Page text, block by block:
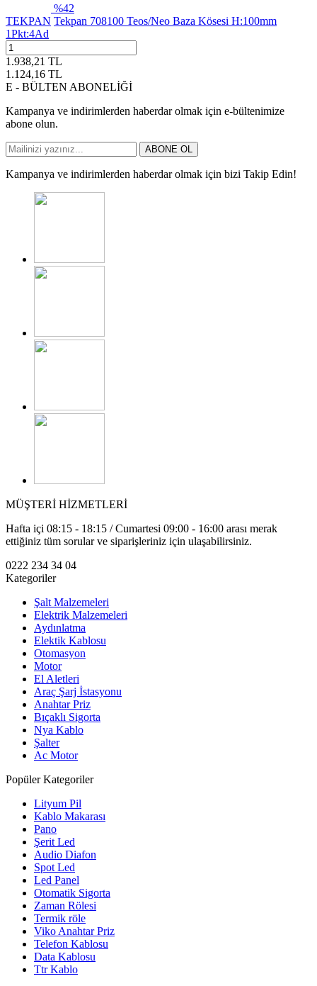
%42
TEKPAN Tekpan 708100 Teos/Neo Baza Kösesi H:100mm
1Pkt:4Ad
1.938,21 TL
1.124,16 TL
E - BÜLTEN ABONELİĞİ
Kampanya ve indirimlerden haberdar olmak için e-bültenimize
abone olun.
ABONE OL
Kampanya ve indirimlerden haberdar olmak için bizi Takip Edin!
MÜŞTERİ HİZMETLERİ
Hafta içi 08:15 - 18:15 / Cumartesi 09:00 - 16:00 arası merak
ettiğiniz tüm sorular ve siparişleriniz için ulaşabilirsiniz.
0222 234 34 04
Kategoriler
Şalt Malzemeleri
Elektrik Malzemeleri
Aydınlatma
Elektik Kablosu
Otomasyon
Motor
El Aletleri
Araç Şarj İstasyonu
Anahtar Priz
Bıçaklı Sigorta
Nya Kablo
Şalter
Ac Motor
Popüler Kategoriler
Lityum Pil
Kablo Makarası
Pano
Şerit Led
Audio Diafon
Spot Led
Led Panel
Otomatik Sigorta
Zaman Rölesi
Termik röle
Viko Anahtar Priz
Telefon Kablosu
Data Kablosu
Ttr Kablo